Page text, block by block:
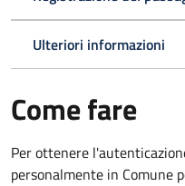
Ulteriori informazioni
Come fare
Per ottenere
personalmente in Comune